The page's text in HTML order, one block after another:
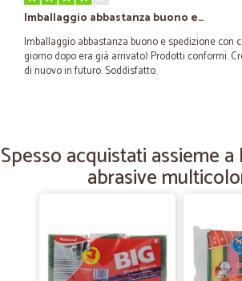
Imballaggio abbastanza buono e…
Imballaggio abbastanza buono e spedizione con
giorno dopo era già arrivato) Prodotti conformi.
di nuovo in futuro. Soddisfatto.
Ciao sono molto soddisfatto della…
Ciao sono molto soddisfatto della puntualità è
prodotti acquistati sono di qualità
—Diego F.
SUPERVELOCI
Spesso acquistati assieme
abrasive